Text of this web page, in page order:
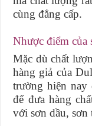
cùng đẳng cấp.
Nhược điểm của
Mặc dù chất
hàng giả của
trường hiện nay
để đưa hàng
với sơn dầu, sơn